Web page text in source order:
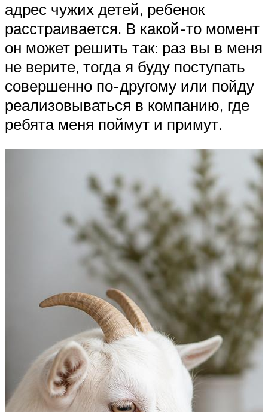
адрес чужих детей, ребенок
расстраивается. В какой-то момент
он может решить так: раз вы в меня
не верите, тогда я буду поступать
совершенно по-другому или пойду
реализовываться в компанию, где
ребята меня поймут и примут.